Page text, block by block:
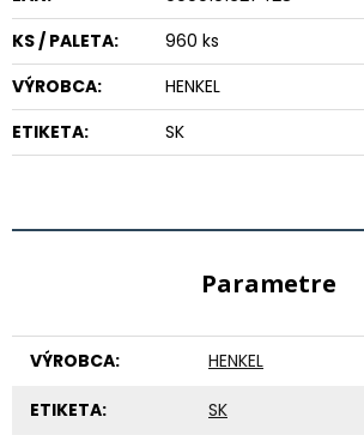
KS / PALETA:
960 ks
VÝROBCA:
HENKEL
ETIKETA:
SK
Parametre
VÝROBCA: HENKEL
ETIKETA: SK